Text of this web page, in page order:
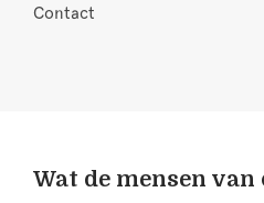
Contact
Wat de mensen